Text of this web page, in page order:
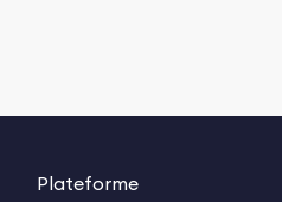
Plateforme